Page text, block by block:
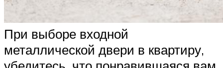
При выборе входной
металлической двери в квартиру,